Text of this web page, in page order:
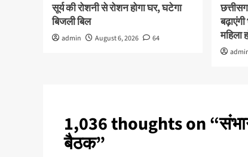
सूर्य की रोशनी से रोशन होगा घर, घटेगा
बिजली बिल
admin August 6, 2026 64
महिला
1,036 thoughts on “
बैठक”